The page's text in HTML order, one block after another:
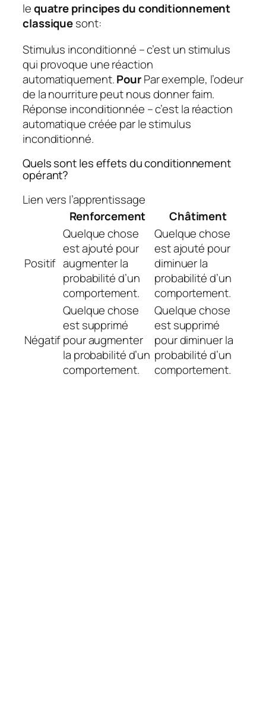
lequatre principes du conditionnement
classiquesont:
Stimulus inconditionné – c’est un stimulus
qui provoque une réaction
automatiquement.PourPar exemple, l’odeur
de la nourriture peut nous donner faim.
Réponse inconditionnée – c’est la réaction
automatique créée par le stimulus
inconditionné.
Quels sont les effets du conditionnement
opérant?
Lien vers l’apprentissage
Renforcement
Châtiment
Positif
Quelque chose
est ajouté pour
augmenter la
probabilité d’un
comportement.
Quelque chose
est ajouté pour
diminuer la
probabilité d’un
comportement.
Négatif
Quelque chose
est supprimé
pour augmenter
la probabilité d’un
comportement.
Quelque chose
est supprimé
pour diminuer la
probabilité d’un
comportement.